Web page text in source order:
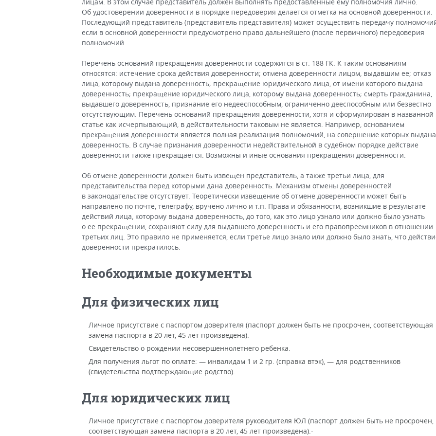
Об удостоверении доверенности в порядке передоверия делается отметка на основной доверенности.
Последующий представитель (представитель представителя) может осуществить передачу
если в основной доверенности предусмотрено право дальнейшего (после первичного) передоверия
полномочий.
Перечень оснований прекращения доверенности содержится в ст. 188 ГК. К таким основаниям
относятся: истечение срока действия доверенности; отмена доверенности лицом, выдавшим ее; отказ
лица, которому выдана доверенность; прекращение юридического лица, от имени которого выдана
доверенность; прекращение юридического лица, которому выдана доверенность; смерть гражданина,
выдавшего доверенность, признание его недееспособным, ограниченно дееспособным или безвестно
отсутствующим. Перечень оснований прекращения доверенности, хотя и сформулирован в названной
статье как исчерпывающий, в действительности таковым не является. Например, основанием
прекращения доверенности является полная реализация полномочий, на совершение которых выдана
доверенность. В случае признания доверенности недействительной в судебном порядке действие
доверенности также прекращается. Возможны и иные основания прекращения доверенности.
Об отмене доверенности должен быть извещен представитель, а также третьи лица, для
представительства перед которыми дана доверенность. Механизм отмены доверенностей
в законодательстве отсутствует. Теоретически извещение об отмене доверенности может быть
направлено по почте, телеграфу, вручено лично и т.п. Права и обязанности, возникшие в результате
действий лица, которому выдана доверенность, до того, как это лицо узнало или должно было узнать
о ее прекращении, сохраняют силу для выдавшего доверенность и его правопреемников в отношении
третьих лиц. Это правило не применяется, если третье лицо знало или должно было знать, что
доверенности прекратилось.
Необходимые документы
Для физических лиц
Личное присутствие с паспортом доверителя (паспорт должен быть не просрочен, соответствующая
замена паспорта в 20 лет, 45 лет произведена).
Свидетельство о рождении несовершеннолетнего ребенка.
Для получения льгот по оплате: — инвалидам 1 и 2 гр. (справка втэк), — для родственников
(свидетельства подтверждающие родство).
Для юридических лиц
Личное присутствие с паспортом доверителя руководителя ЮЛ (паспорт должен быть не просрочен,
соответствующая замена паспорта в 20 лет, 45 лет произведена).-